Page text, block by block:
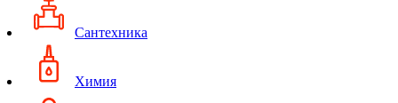
Сантехника
Химия